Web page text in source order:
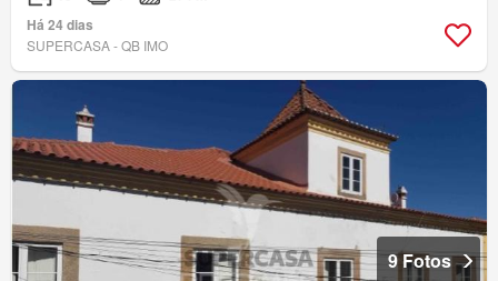
Há 24 dias
SUPERCASA - QB IMO
9 Fotos